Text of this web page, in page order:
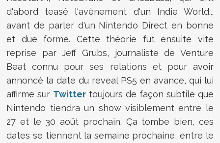
d'abord teasé l'avènement d'un Indie World...
avant de parler d'un Nintendo Direct en bonne
et due forme. Cette théorie fut ensuite vite
reprise par Jeff Grubs, journaliste de Venture
Beat connu pour ses relations et pour avoir
annoncé la date du reveal PS5 en avance, qui lui
affirme sur Twitter toujours de façon subtile que
Nintendo tiendra un show visiblement entre le
27 et le 30 août prochain. Ça tombe bien, ces
dates se tiennent la semaine prochaine, entre le